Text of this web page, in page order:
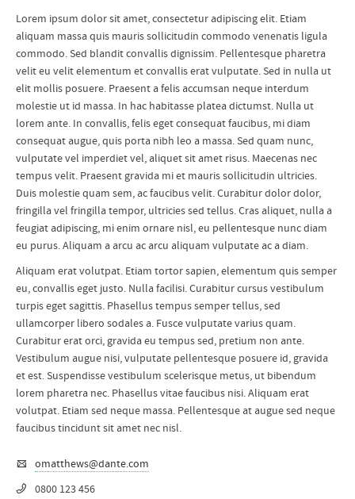
Lorem ipsum dolor sit amet, consectetur adipiscing elit. Etiam
aliquam massa quis mauris sollicitudin commodo venenatis ligula
commodo. Sed blandit convallis dignissim. Pellentesque pharetra
velit eu velit elementum et convallis erat vulputate. Sed in nulla ut
elit mollis posuere. Praesent a felis accumsan neque interdum
molestie ut id massa. In hac habitasse platea dictumst. Nulla ut
lorem ante. In convallis, felis eget consequat faucibus, mi diam
consequat augue, quis porta nibh leo a massa. Sed quam nunc,
vulputate vel imperdiet vel, aliquet sit amet risus. Maecenas nec
tempus velit. Praesent gravida mi et mauris sollicitudin ultricies.
Duis molestie quam sem, ac faucibus velit. Curabitur dolor dolor,
fringilla vel fringilla tempor, ultricies sed tellus. Cras aliquet, nulla a
feugiat adipiscing, mi enim ornare nisl, eu pellentesque nunc diam
eu purus. Aliquam a arcu ac arcu aliquam vulputate ac a diam.
Aliquam erat volutpat. Etiam tortor sapien, elementum quis semper
eu, convallis eget justo. Nulla facilisi. Curabitur cursus vestibulum
turpis eget sagittis. Phasellus tempus semper tellus, sed
ullamcorper libero sodales a. Fusce vulputate varius quam.
Curabitur erat orci, gravida eu tempus sed, pretium non ante.
Vestibulum augue nisi, vulputate pellentesque posuere id, gravida
et est. Suspendisse vestibulum scelerisque metus, ut bibendum
lorem pharetra nec. Phasellus vitae faucibus nisi. Aliquam erat
volutpat. Etiam sed neque massa. Pellentesque at augue sed neque
faucibus tincidunt sit amet nec nisl.
omatthews@dante.com
0800 123 456